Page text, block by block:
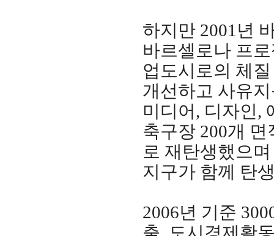
하지만 2001년
바르셀로나 프
업도시로의 체
개선하고 사유
미디어, 디자인,
축구장 200개
로 재탄생했으
지구가 함께 탄
2006년 기준